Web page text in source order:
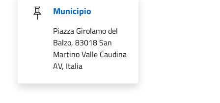
Municipio
Piazza Girolamo del
Balzo, 83018 San
Martino Valle Caudina
AV, Italia